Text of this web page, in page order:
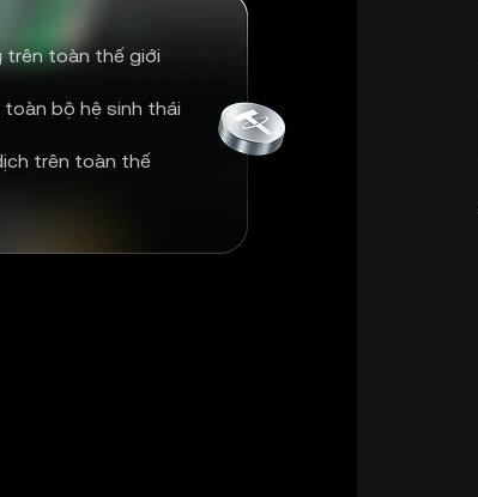
trên toàn thế giới
bộ hệ sinh thái
trên toàn thế